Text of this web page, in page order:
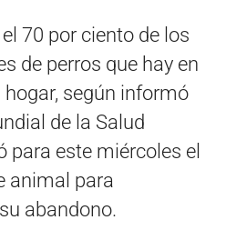
70 por ciento de los
de perros que hay en
según informó
de la Salud
para este miércoles el
animal para
abandono.